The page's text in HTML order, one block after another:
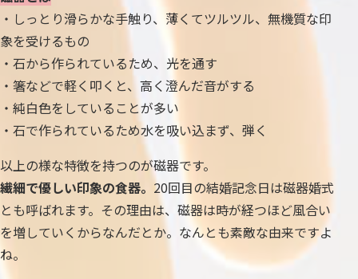
・しっとり滑らかな手触り、薄くてツルツル、無機質な印
象を受けるもの
・石から作られているため、光を通す
・箸などで軽く叩くと、高く澄んだ音がする
・純白色をしていることが多い
・石で作られているため水を吸い込まず、弾く
以上の様な特徴を持つのが磁器です。
繊細で優しい印象の食器。 20回目の結婚記念日は磁器婚式
とも呼ばれます。その理由は、磁器は時が経つほど風合い
を増していくからなんだとか。なんとも素敵な由来ですよ
ね。